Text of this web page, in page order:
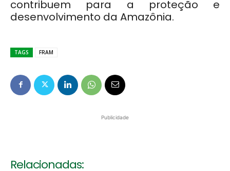
contribuem para a proteção e
desenvolvimento da Amazônia.
TAGS FRAM
Publicidade
Relacionadas: